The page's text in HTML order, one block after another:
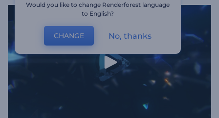
Would you like to change Renderforest language
to English?
CHANGE No, thanks